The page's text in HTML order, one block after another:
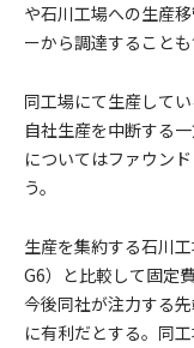
や石川工場への生産
ーから調達すること
同工場にて生産して
自社生産を中断する
についてはファウン
う。
生産を集約する石川
G6）と比較して固定
今後同社が注力する
に有利だとする。同